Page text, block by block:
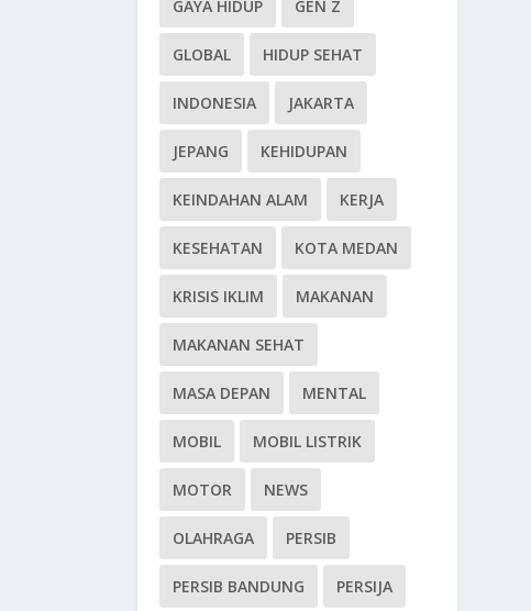
GAYA HIDUP GEN Z
GLOBAL HIDUP SEHAT
INDONESIA JAKARTA
JEPANG KEHIDUPAN
KEINDAHAN ALAM KERJA
KESEHATAN KOTA MEDAN
KRISIS IKLIM MAKANAN
MAKANAN SEHAT
MASA DEPAN MENTAL
MOBIL MOBIL LISTRIK
MOTOR NEWS
OLAHRAGA PERSIB
PERSIB BANDUNG PERSIJA